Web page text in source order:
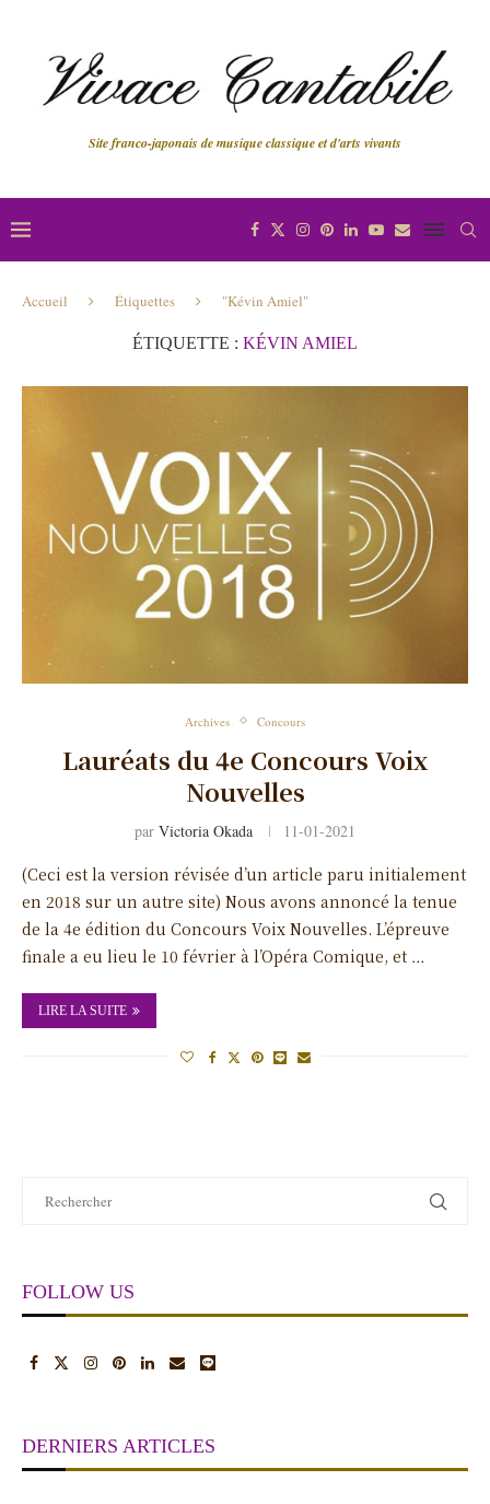
Site franco-japonais de musique classique et d'arts vivants
Accueil Étiquettes "Kévin Amiel"
ÉTIQUETTE : KÉVIN AMIEL
Archives Concours
Lauréats du 4e Concours Voix
Nouvelles
par Victoria Okada 11-01-2021
(Ceci est la version révisée d’un article paru initialement
en 2018 sur un autre site) Nous avons annoncé la tenue
de la 4e édition du Concours Voix Nouvelles. L’épreuve
finale a eu lieu le 10 février à l’Opéra Comique, et …
LIRE LA SUITE
FOLLOW US
DERNIERS ARTICLES